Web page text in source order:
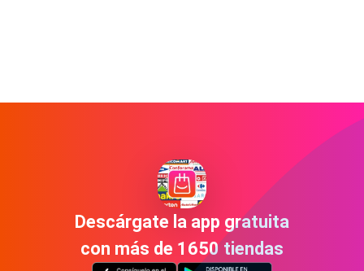
Descárgate la app gratuita
con más de 1650 tiendas